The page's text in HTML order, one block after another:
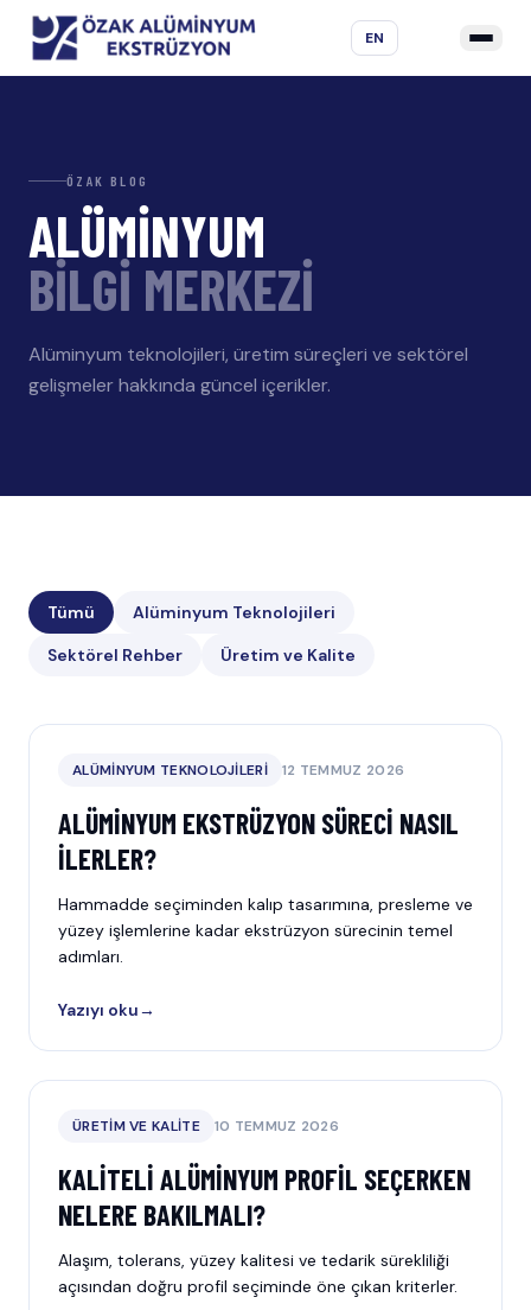
EN
ÖZAK BLOG
ALÜMİNYUM
BİLGİ MERKEZİ
Alüminyum teknolojileri, üretim süreçleri ve sektörel
gelişmeler hakkında güncel içerikler.
Tümü
Alüminyum Teknolojileri
Sektörel Rehber
Üretim ve Kalite
ALÜMINYUM TEKNOLOJILERI 12 TEMMUZ 2026
ALÜMINYUM EKSTRÜZYON SÜRECI NASIL
İLERLER?
Hammadde seçiminden kalıp tasarımına, presleme ve
yüzey işlemlerine kadar ekstrüzyon sürecinin temel
adımları.
Yazıyı oku→
ÜRETIM VE KALITE 10 TEMMUZ 2026
KALITELI ALÜMINYUM PROFIL SEÇERKEN
NELERE BAKILMALI?
Alaşım, tolerans, yüzey kalitesi ve tedarik sürekliliği
açısından doğru profil seçiminde öne çıkan kriterler.